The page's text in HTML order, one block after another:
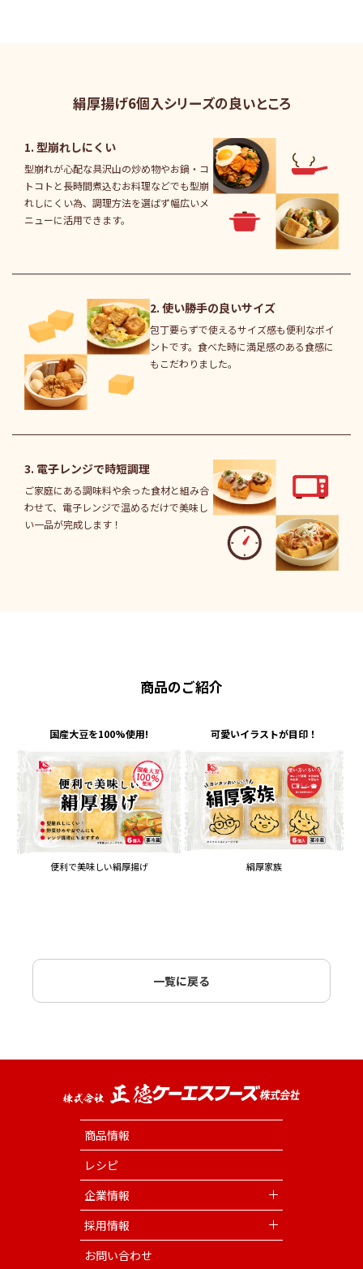
絹厚揚げ6個入シリーズの良いところ
1. 型崩れしにくい
型崩れが心配な具沢山の炒め物やお鍋・コ
トコトと長時間煮込むお料理などでも型崩
れしにくい為、調理方法を選ばず幅広いメ
ニューに活用できます。
2. 使い勝手の良いサイズ
包丁要らずで使えるサイズ感も便利なポイ
ントです。食べた時に満足感のある食感に
もこだわりました。
3. 電子レンジで時短調理
ご家庭にある調味料や余った食材と組み合
わせて、電子レンジで温めるだけで美味し
い一品が完成します！
商品のご紹介
国産大豆を100%使用!
便利で美味しい絹厚揚げ
可愛いイラストが目印！
絹厚家族
一覧に戻る
商品情報
レシピ
企業情報
採用情報
お問い合わせ